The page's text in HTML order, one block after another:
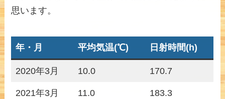
思います。
年・月 平均気温(℃) 日射時間(h)
2020年3月 10.0 170.7
2021年3月 11.0 183.3